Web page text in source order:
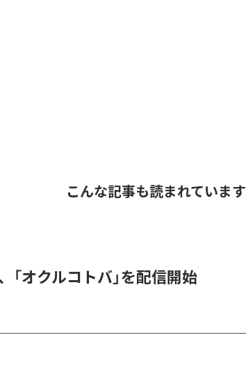
こんな記事も読まれています
「オクルコトバ」を配信開始